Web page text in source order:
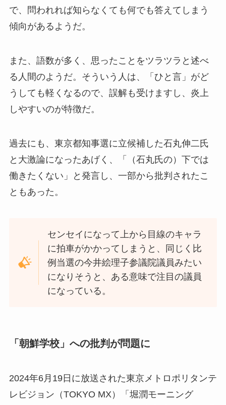
で、問われれば知らなくても何でも答えてしまう
傾向があるようだ。
また、語数が多く、思ったことをツラツラと述べ
る人間のようだ。そういう人は、「ひと言」がど
うしても軽くなるので、誤解も受けますし、炎上
しやすいのが特徴だ。
過去にも、東京都知事選に立候補した石丸伸二氏
と大激論になったあげく、「（石丸氏の）下では
働きたくない」と発言し、一部から批判されたこ
ともあった。
センセイになって上から目線のキャラ
に拍車がかかってしまうと、同じく比
例当選の今井絵理子参議院議員みたい
になりそうと、ある意味で注目の議員
になっている。
「朝鮮学校」への批判が問題に
2024年6月19日に放送された東京メトロポリタンテ
レビジョン（TOKYO MX）「堀潤モーニング